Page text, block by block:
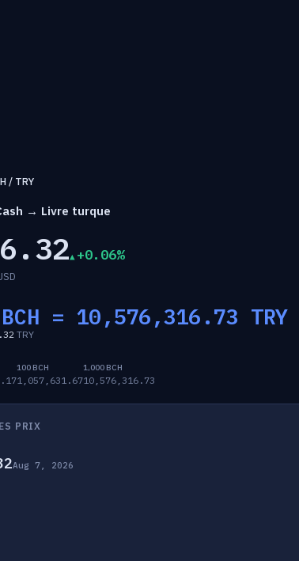
/ TRY
→ Livre turque
+0.06%
= 10,576,316.73 TRY
TRY
100 BCH
1,057,631.67
1,000 BCH
10,576,316.73
PRIX
Aug 7, 2026